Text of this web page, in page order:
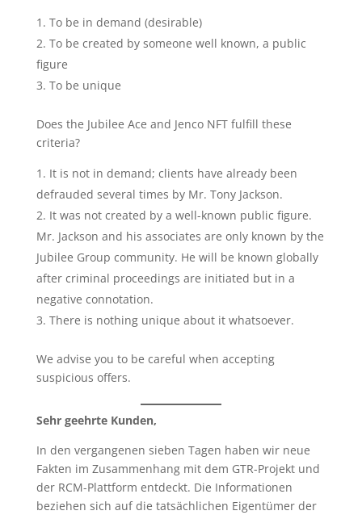
To be in demand (desirable)
To be created by someone well known, a public
figure
To be unique
Does the Jubilee Ace and Jenco NFT fulfill these
criteria?
It is not in demand; clients have already been
defrauded several times by Mr. Tony Jackson.
It was not created by a well-known public figure.
Mr. Jackson and his associates are only known by the
Jubilee Group community. He will be known globally
after criminal proceedings are initiated but in a
negative connotation.
There is nothing unique about it whatsoever.
We advise you to be careful when accepting
suspicious offers.
Sehr geehrte Kunden,
In den vergangenen sieben Tagen haben wir neue
Fakten im Zusammenhang mit dem GTR-Projekt und
der RCM-Plattform entdeckt. Die Informationen
beziehen sich auf die tatsächlichen Eigentümer der